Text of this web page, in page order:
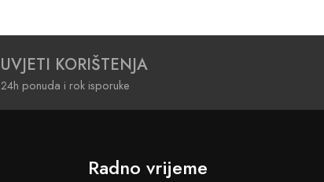
UVJETI KORIŠTENJA
24h ponuda i rok isporuke
Radno vrijeme